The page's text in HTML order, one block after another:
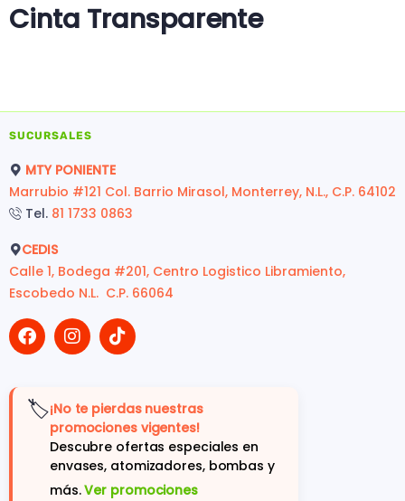
Cinta Transparente
SUCURSALES
MTY PONIENTE
Marrubio #121 Col. Barrio Mirasol, Monterrey, N.L., C.P. 64102
Tel. 81 1733 0863
CEDIS
Calle 1, Bodega #201, Centro Logistico Libramiento,
Escobedo N.L. C.P. 66064
🏷️¡No te pierdas nuestras
promociones vigentes!
Descubre ofertas especiales en
envases, atomizadores, bombas y
más.Ver promociones